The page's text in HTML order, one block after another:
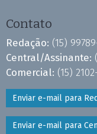
Contato
Redação: (15)
Central/Assinante:
Comercial: (15)
Enviar e-mail para
Enviar e-mail para